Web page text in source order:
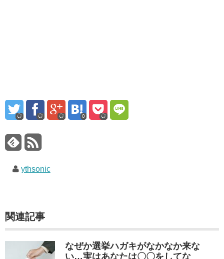
0
ythsonic
関連記事
なぜか選挙ハガキがなかなか来な
い…実はあなたは〇〇をしてな